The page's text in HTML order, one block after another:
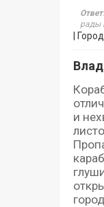
Ответ
рады
|
и